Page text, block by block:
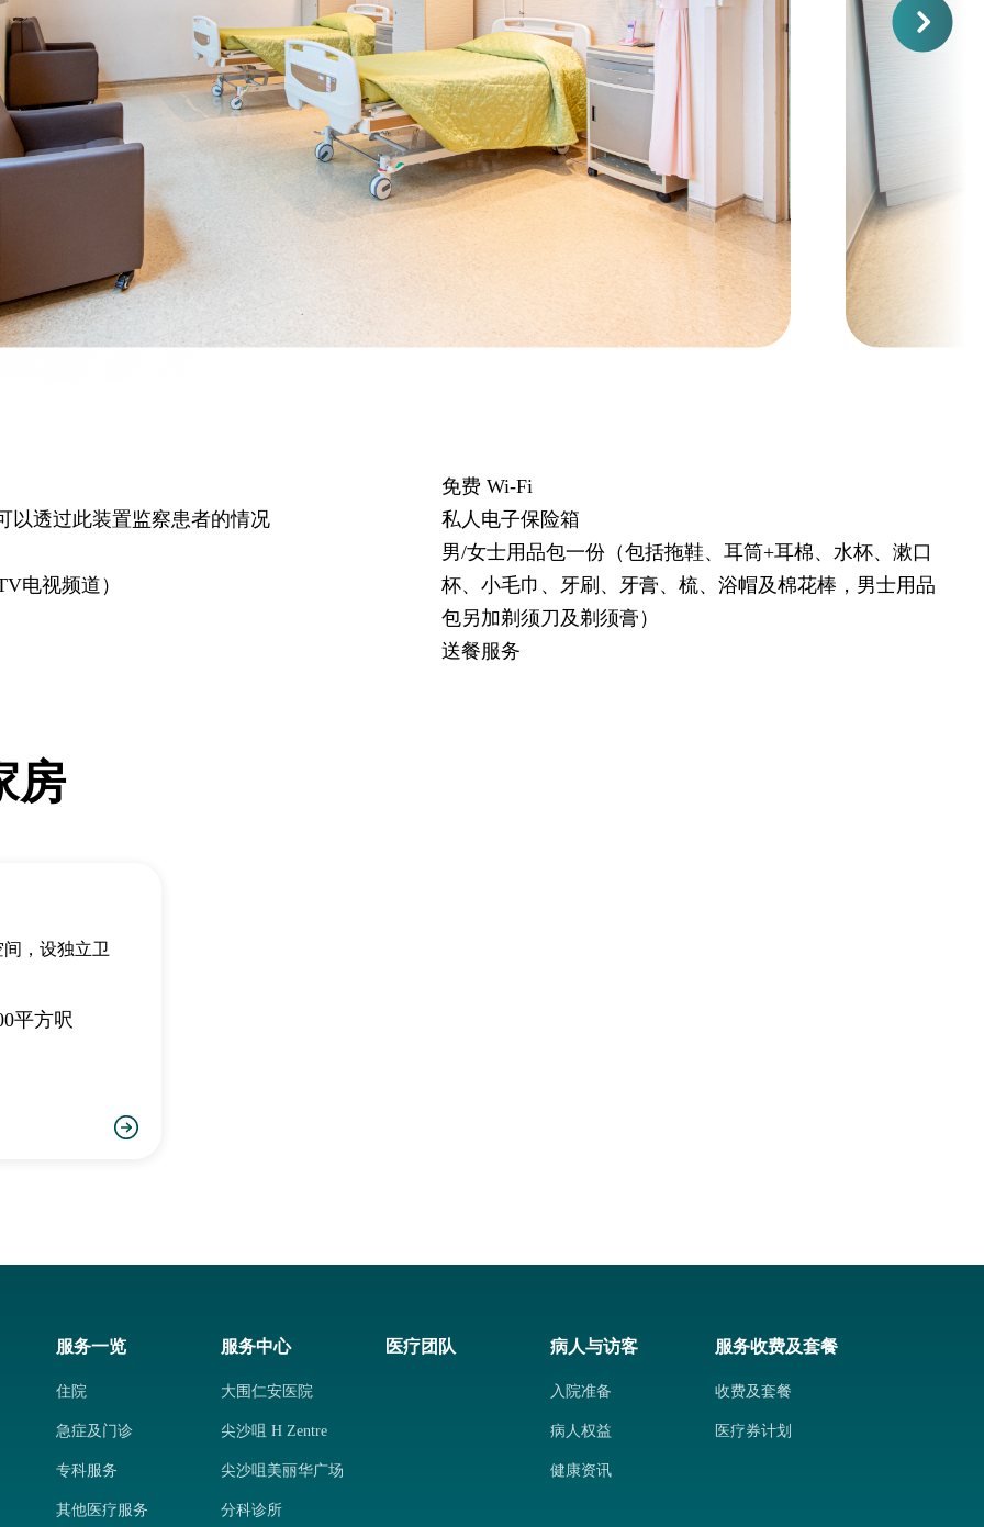
以透过此装置监察患者的情况
电视频道）
免费 Wi-Fi
私人电子保险箱
男/女士用品包一份（包括拖鞋、耳筒+耳棉、水杯、漱口
杯、小毛巾、牙刷、牙膏、梳、浴帽及棉花棒，男士用品
包另加剃须刀及剃须膏）
送餐服务
房
，设独立卫
平方呎
服务一览
住院
急症及门诊
专科服务
其他医疗服务
服务中心
大围仁安医院
尖沙咀 H Zentre
尖沙咀美丽华广场
分科诊所
医疗团队 病人与访客
入院准备
病人权益
健康资讯
服务收费及套餐
收费及套餐
医疗券计划